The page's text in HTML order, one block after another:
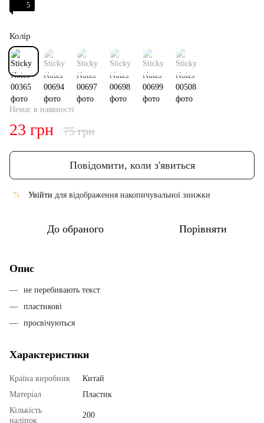
5
Колір
Немає в наявності
23 грн 75 грн
Повідомити, коли з'явиться
% Увійти для відображення накопичувальної знижки
До обраного Порівняти
Опис
не перебивають текст
пластикові
просвічуються
Характеристики
Країна виробник
Китай
Матеріал
Пластик
Кількість
наліпок
200